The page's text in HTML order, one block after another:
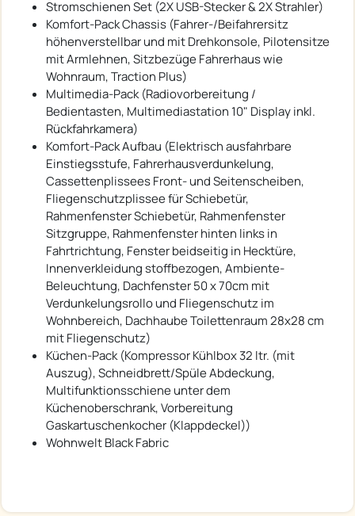
Stromschienen Set (2X USB-Stecker & 2X Strahler)
Komfort-Pack Chassis (Fahrer-/Beifahrersitz
höhenverstellbar und mit Drehkonsole, Pilotensitze
mit Armlehnen, Sitzbezüge Fahrerhaus wie
Wohnraum, Traction Plus)
Multimedia-Pack (Radiovorbereitung /
Bedientasten, Multimediastation 10" Display inkl.
Rückfahrkamera)
Komfort-Pack Aufbau (Elektrisch ausfahrbare
Einstiegsstufe, Fahrerhausverdunkelung,
Cassettenplissees Front- und Seitenscheiben,
Fliegenschutzplissee für Schiebetür,
Rahmenfenster Schiebetür, Rahmenfenster
Sitzgruppe, Rahmenfenster hinten links in
Fahrtrichtung, Fenster beidseitig in Hecktüre,
Innenverkleidung stoffbezogen, Ambiente-
Beleuchtung, Dachfenster 50 x 70cm mit
Verdunkelungsrollo und Fliegenschutz im
Wohnbereich, Dachhaube Toilettenraum 28x28 cm
mit Fliegenschutz)
Küchen-Pack (Kompressor Kühlbox 32 ltr. (mit
Auszug), Schneidbrett/Spüle Abdeckung,
Multifunktionsschiene unter dem
Küchenoberschrank, Vorbereitung
Gaskartuschenkocher (Klappdeckel))
Wohnwelt Black Fabric